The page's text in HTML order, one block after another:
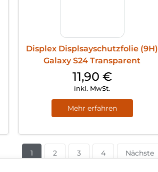
Displex Displsayschutzfolie (9H)
Galaxy S24 Transparent
11,90 €
inkl. MwSt.
Mehr erfahren
1 2 3 4 Nächste